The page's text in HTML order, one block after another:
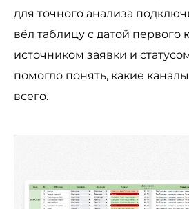
для точного анализа
вёл таблицу с датой первого
источником заявки и
помогло понять, какие
всего.